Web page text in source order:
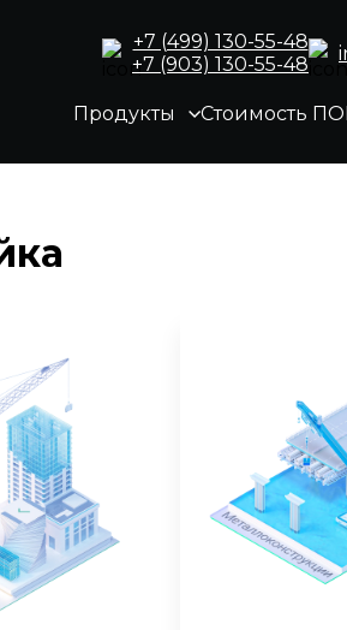
+7 (499) 130-55-48
+7 (903) 130-55-48
Продукты Стоимость ПО